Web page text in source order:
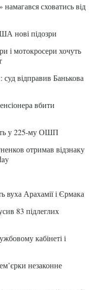
сховатись від
нові підозри
і мотокросери хочуть
відправив Банькова
вбити
у 225-му ОШП
отримав відзнаку
вуха Арахамії і Єрмака
83 підлеглих
кабінеті і
незаконне